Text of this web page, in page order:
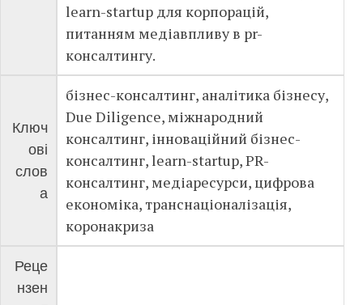
learn-startup для корпорацій,
питанням медіавпливу в pr-
консалтингу.
Ключ
ові
слов
а
бізнес-консалтинг, аналітика бізнесу,
Due Diligence, міжнародний
консалтинг, інноваційний бізнес-
консалтинг, learn-startup, PR-
консалтинг, медіаресурси, цифрова
економіка, транснаціоналізація,
коронакриза
Реце
нзен